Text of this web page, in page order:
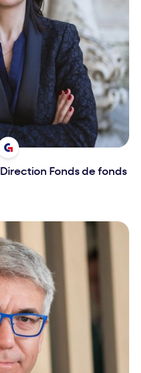
Direction Fonds de fonds